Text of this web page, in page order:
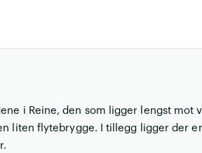
i Reine, den som ligger lengst mot
liten flytebrygge. I tillegg ligger der